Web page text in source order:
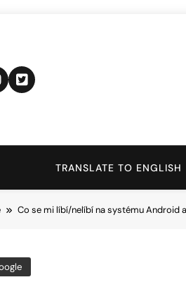
TRANSLATE TO ENGLISH
Co se mi líbí/nelíbí na systému Android